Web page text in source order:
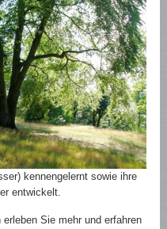
kennengelernt sowie ihre
entwickelt.
Sie mehr und erfahren